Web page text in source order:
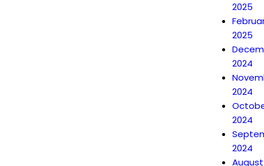
2025
2025
2024
2024
2024
2024
August